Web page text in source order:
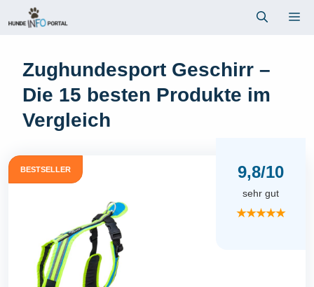
Inhalt
Zughundesport Geschirr –
Die 15 besten Produkte im
Vergleich
BESTSELLER 9,8/10
sehr gut
★★★★★